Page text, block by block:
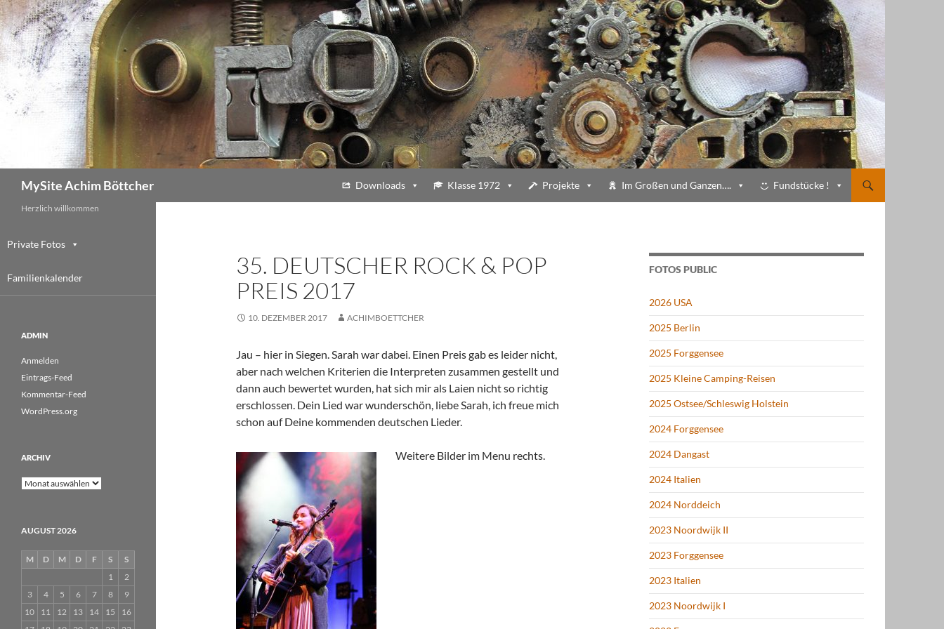
Zum
Inhalt
springen
MySite Achim Böttcher Downloads Klasse 1972 Projekte Im Großen und Ganzen…. Fundstücke !
35. DEUTSCHER ROCK & POP
PREIS 2017
10. DEZEMBER 2017 ACHIMBOETTCHER
Jau – hier in Siegen. Sarah war dabei. Einen Preis gab es leider nicht,
aber nach welchen Kriterien die Interpreten zusammen gestellt und
dann auch bewertet wurden, hat sich mir als Laien nicht so richtig
erschlossen. Dein Lied war wunderschön, liebe Sarah, ich freue mich
schon auf Deine kommenden deutschen Lieder.
Weitere Bilder im Menu rechts.
FOTOS PUBLIC
2026 USA
2025 Berlin
2025 Forggensee
2025 Kleine Camping-Reisen
2025 Ostsee/Schleswig Holstein
2024 Forggensee
2024 Dangast
2024 Italien
2024 Norddeich
2023 Noordwijk II
2023 Forggensee
2023 Italien
2023 Noordwijk I
Herzlich willkommen
Private Fotos
Familienkalender
ADMIN
Anmelden
Eintrags-Feed
Kommentar-Feed
WordPress.org
ARCHIV
Archiv
AUGUST 2026
M D M D F S
S
1
2
3
4 5 6 7 8
9
10
11 12 13 14 15
16